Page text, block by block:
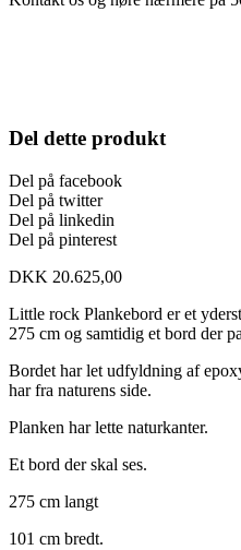
Del dette produkt
Del på facebook
Del på twitter
Del på linkedin
Del på pinterest
DKK 20.625,00
Little rock Plankebord er et
275 cm og samtidig et bord der
Bordet har let udfyldning af
har fra naturens side.
Planken har lette naturkanter.
Et bord der skal ses.
275 cm langt
101 cm bredt.